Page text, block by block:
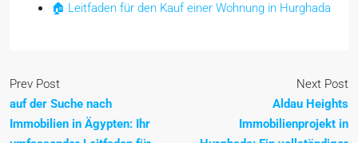
🏠 Leitfaden für den Kauf einer Wohnung in Hurghada
Prev Post
auf der Suche nach
Immobilien in Ägypten: Ihr
Next Post
Aldau Heights
Immobilienprojekt in